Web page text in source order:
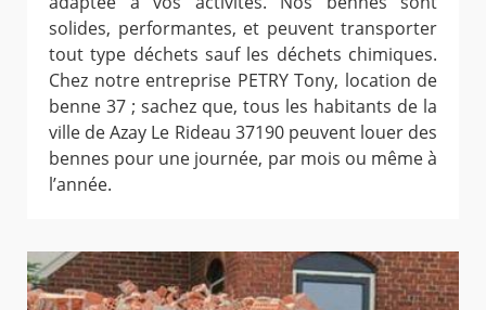
solides, performantes, et peuvent transporter
tout type déchets sauf les déchets chimiques.
Chez notre entreprise PETRY Tony, location de
benne 37 ; sachez que, tous les habitants de la
ville de Azay Le Rideau 37190 peuvent louer des
bennes pour une journée, par mois ou même à
l’année.